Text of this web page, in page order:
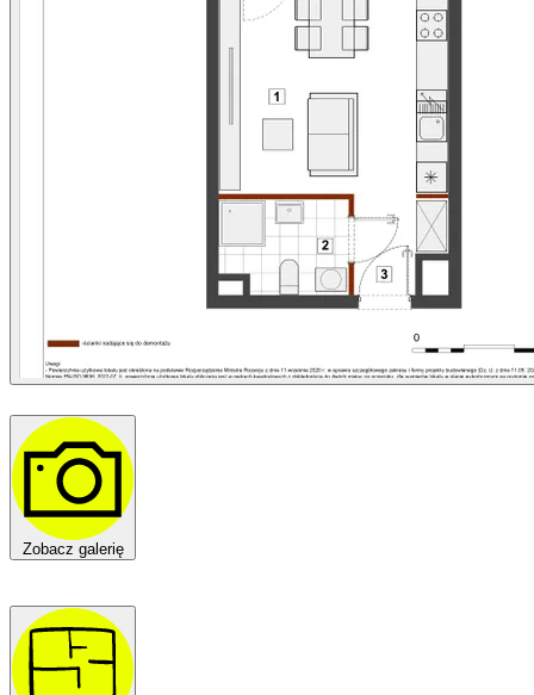
Zobacz galerię